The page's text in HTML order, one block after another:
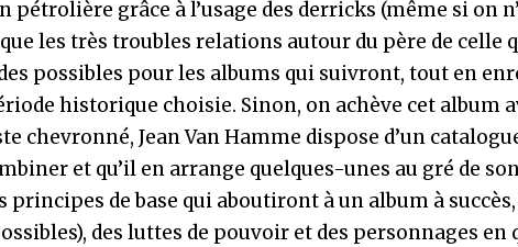
pétrolière grâce à l’usage des derricks (même si on
les très troubles relations autour du père de celle
possibles pour les albums qui suivront, tout en
historique choisie. Sinon, on achève cet album
chevronné, Jean Van Hamme dispose d’un
et qu’il en arrange quelques-unes au gré de
de base qui aboutiront à un album à
des luttes de pouvoir et des personnages en